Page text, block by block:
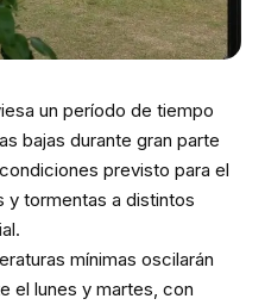
un período de tiempo
bajas durante gran parte
previsto para el
y tormentas a distintos
mínimas oscilarán
el lunes y martes, con